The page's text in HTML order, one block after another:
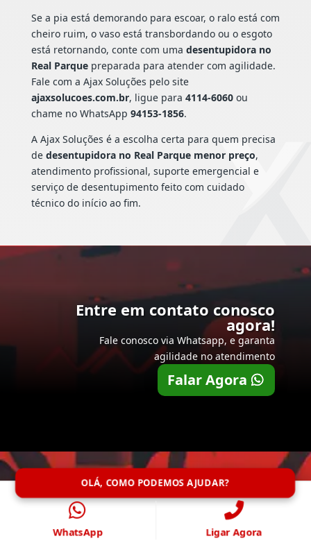
Se a pia está demorando para escoar, o ralo está com
cheiro ruim, o vaso está transbordando ou o esgoto
está retornando, conte com uma desentupidora no
Real Parquepreparada para atender com agilidade.
Fale com a Ajax Soluções pelo site
ajaxsolucoes.com.br, ligue para 4114-6060ou
chame no WhatsApp 94153-1856.
A Ajax Soluções é a escolha certa para quem precisa
de desentupidora no Real Parque menor preço,
atendimento profissional, suporte emergencial e
serviço de desentupimento feito com cuidado
técnico do início ao fim.
Entre em contato conosco
agora!
Fale conosco via Whatsapp, e garanta
agilidade no atendimento
Falar Agora
OLÁ, COMO PODEMOS AJUDAR?
WhatsApp Ligar Agora